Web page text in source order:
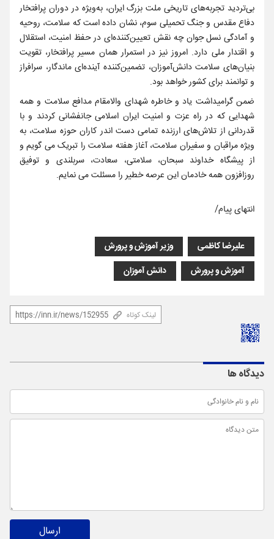
بی‌تردید تجربه‌های تاریخی ملت بزرگ ایران، به‌ویژه در دوران پرافتخار
دفاع مقدس و جنگ تحمیلی سوم، نشان داده است که سلامت، روحیه
و آمادگی نسل جوان چه نقش تعیین‌کننده‌ای در حفظ امنیت، استقلال
و اقتدار ملی دارد. امروز نیز در استمرار همان مسیر پرافتخار، تقویت
بنیان‌های سلامت دانش‌آموزان، تضمین‌کننده آینده‌ای ماندگار، سرافراز
و توانمند برای کشور خواهد بود.
ضمن گرامیداشت یاد و خاطره شهدای والامقام مدافع سلامت و همه
شهدایی که در راه عزت و امنیت ایران اسلامی جانفشانی کردند و با
قدردانی از تلاش‌های ارزنده تمامی دست اندر کاران حوزه سلامت، به
ویژه مراقبان و سفیران سلامت، آغاز هفته سلامت را تبریک می گویم و
از پیشگاه خداوند سبحان، سلامتی، سعادت، سربلندی و توفیق
روزافزون همه خادمان این عرصه خطیر را مسئلت می نمایم.
انتهای پیام/
علیرضا کاظمی
وزیر آموزش و پرورش
آموزش و پرورش
دانش آموزان
لینک کوتاه
دیدگاه ها
ارسال